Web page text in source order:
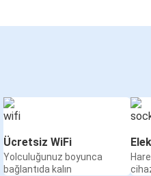
Ücretsiz WiFi
Yolculuğunuz boyunca
bağlantıda kalın